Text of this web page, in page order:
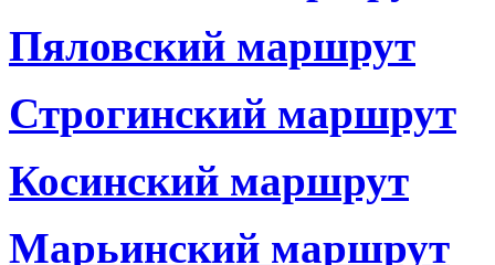
Пяловский маршрут
Строгинский маршрут
Косинский маршрут
Марьинский маршрут